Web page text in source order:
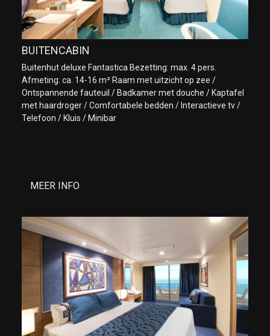
BUITENCABIN
Buitenhut deluxe Fantastica Bezetting: max. 4 pers.
Afmeting: ca. 14-16 m² Raam met uitzicht op zee /
Ontspannende fauteuil / Badkamer met douche / Kaptafel
met haardroger / Comfortabele bedden / Interactieve tv /
Telefoon / Kluis / Minibar
MEER INFO